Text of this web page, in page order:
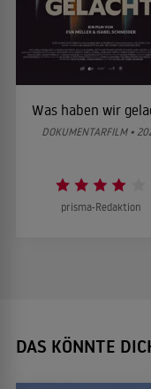
Was haben wir
DOKUMENTARFILM •
prisma-Redaktion
DAS KÖNNTE